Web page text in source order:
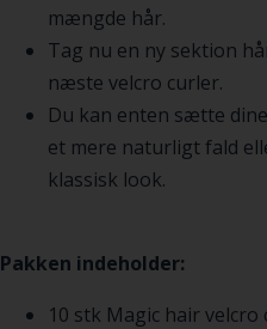
mængde hår.
Tag nu en ny sektion
næste velcro curler.
Du kan enten sætte
et mere naturligt fald
klassisk look.
Pakken indeholder:
10 stk Magic hair velcro